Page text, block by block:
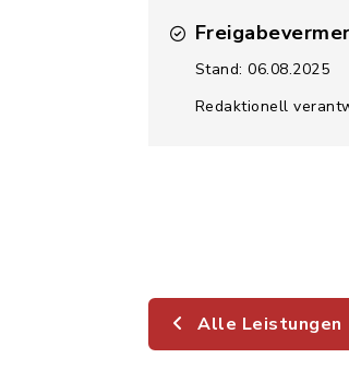
Stand: 06.08.2025
Redaktionell
Alle Leistungen